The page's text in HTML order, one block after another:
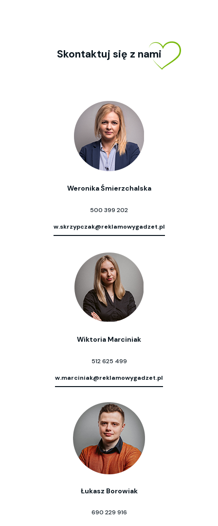
Skontaktuj się z nami
Weronika Śmierzchalska
500 399 202
w.skrzypczak@reklamowygadzet.pl
Wiktoria Marciniak
512 625 499
w.marciniak@reklamowygadzet.pl
Łukasz Borowiak
690 229 916